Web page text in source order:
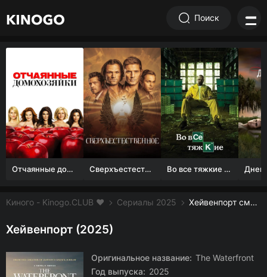
Поиск
Отчаянные домохозяйки (1 сезон) Сверхъестественное Во все тяжкие 1-5 сезон
Киного - Kinogo.CLUB ❤️ Сериалы 2025 Хейвенпорт смотреть онлайн бесплатно
Хейвенпорт (2025)
Оригинальное название: The Waterfront
Год выпуска: 2025